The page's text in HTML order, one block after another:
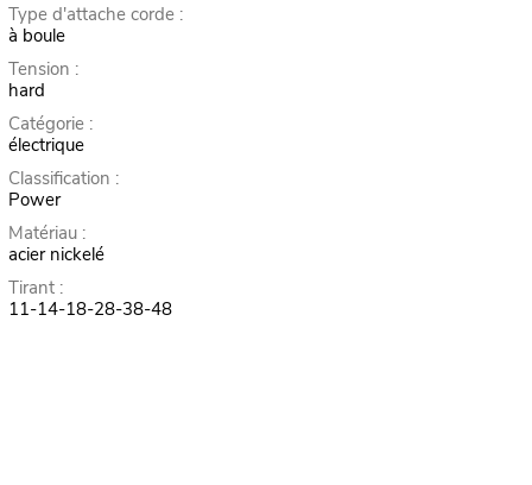
Type d'attache corde :
à boule
Tension :
hard
Catégorie :
électrique
Classification :
Power
Matériau :
acier nickelé
Tirant :
11-14-18-28-38-48